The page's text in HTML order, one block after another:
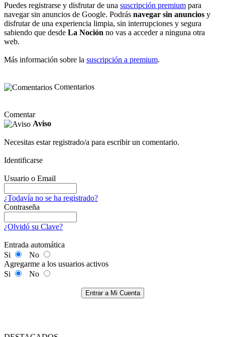
Puedes registrarse y disfrutar de una suscripción premium para
navegar sin anuncios de Google. Podrás navegar sin anuncios y
disfrutar de una experiencia limpia, sin interrupciones y segura
sabiendo que desde La Noción no vas a acceder a ninguna otra
web.
Más información sobre la suscripción a premium.
Comentarios
Comentar
Aviso
Necesitas estar registrado/a para escribir un comentario.
Identificarse
Usuario o Email
¿Todavía no se ha registrado?
Contraseña
¿Olvidó su Clave?
Entrada automática
Si
No
Agregarme a los usuarios activos
Si
No
Entrar a Mi Cuenta